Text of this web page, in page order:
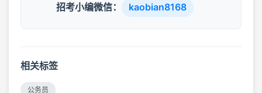
招考小编微信： kaobian8168
相关标签
公务员